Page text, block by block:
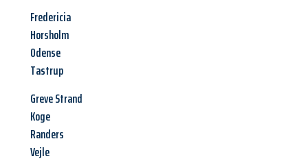
Fredericia
Horsholm
Odense
Tastrup
Greve Strand
Koge
Randers
Vejle